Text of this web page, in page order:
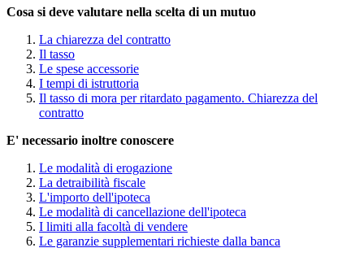
Cosa si deve valutare nella scelta di un mutuo
La chiarezza del contratto
Il tasso
Le spese accessorie
I tempi di istruttoria
Il tasso di mora per ritardato pagamento. Chiarezza del
contratto
E' necessario inoltre conoscere
Le modalità di erogazione
La detraibilità fiscale
L'importo dell'ipoteca
Le modalità di cancellazione dell'ipoteca
I limiti alla facoltà di vendere
Le garanzie supplementari richieste dalla banca